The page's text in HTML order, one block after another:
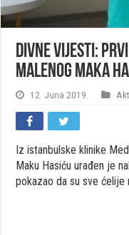
Divne vijesti:
malenog Maka
12. Juna 2019.
Iz istanbulske klinike
Maku Hasiću urađen je
pokazao da su sve ćelije